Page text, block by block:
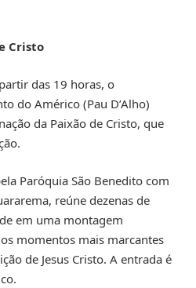
Cristo
das 19 horas, o
do Américo (Pau D’Alho)
da Paixão de Cristo, que
Paróquia São Benedito com
reúne dezenas de
em uma montagem
momentos mais marcantes
de Jesus Cristo. A entrada é